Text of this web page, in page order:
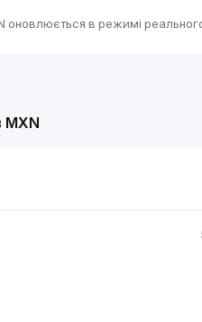
оновлюється в режимі
MXN